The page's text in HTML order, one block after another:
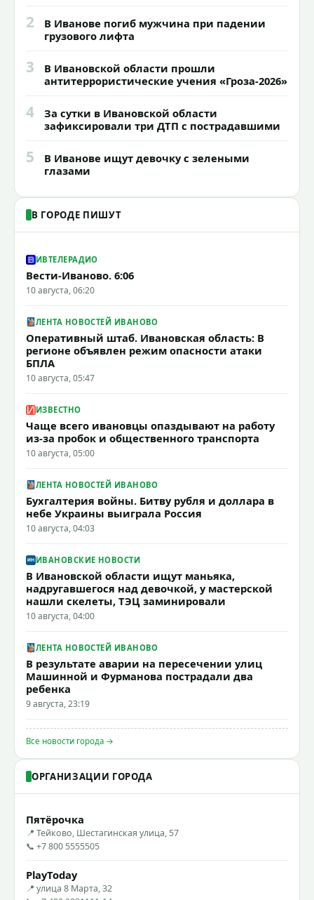
2
В Иванове погиб мужчина при падении
грузового лифта
3
В Ивановской области прошли
антитеррористические учения «Гроза-2026»
4
За сутки в Ивановской области
зафиксировали три ДТП с пострадавшими
5
В Иванове ищут девочку с зелеными
глазами
В ГОРОДЕ ПИШУТ
ИВТЕЛЕРАДИО
Вести-Иваново. 6:06
10 августа, 06:20
ЛЕНТА НОВОСТЕЙ ИВАНОВО
Оперативный штаб. Ивановская область: В
регионе объявлен режим опасности атаки
БПЛА
10 августа, 05:47
ИЗВЕСТНО
Чаще всего ивановцы опаздывают на работу
из-за пробок и общественного транспорта
10 августа, 05:00
ЛЕНТА НОВОСТЕЙ ИВАНОВО
Бухгалтерия войны. Битву рубля и доллара в
небе Украины выиграла Россия
10 августа, 04:03
ИВАНОВСКИЕ НОВОСТИ
В Ивановской области ищут маньяка,
надругавшегося над девочкой, у мастерской
нашли скелеты, ТЭЦ заминировали
10 августа, 04:00
ЛЕНТА НОВОСТЕЙ ИВАНОВО
В результате аварии на пересечении улиц
Машинной и Фурманова пострадали два
ребенка
9 августа, 23:19
Все новости города →
ОРГАНИЗАЦИИ ГОРОДА
Пятёрочка
📍 Тейково, Шестагинская улица, 57
📞 +7 800 5555505
PlayToday
📍 улица 8 Марта, 32